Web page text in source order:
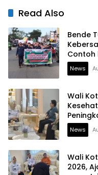
Read Also
Bende
Contoh
News
Wali
News
Wali
2026,